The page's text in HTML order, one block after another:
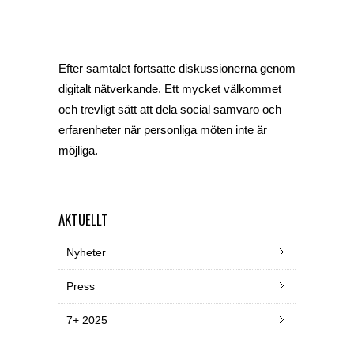
Efter samtalet fortsatte diskussionerna genom
digitalt nätverkande. Ett mycket välkommet
och trevligt sätt att dela social samvaro och
erfarenheter när personliga möten inte är
möjliga.
AKTUELLT
Nyheter
Press
7+ 2025